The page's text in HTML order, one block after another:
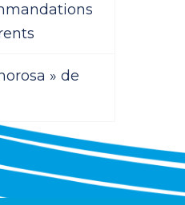
» de